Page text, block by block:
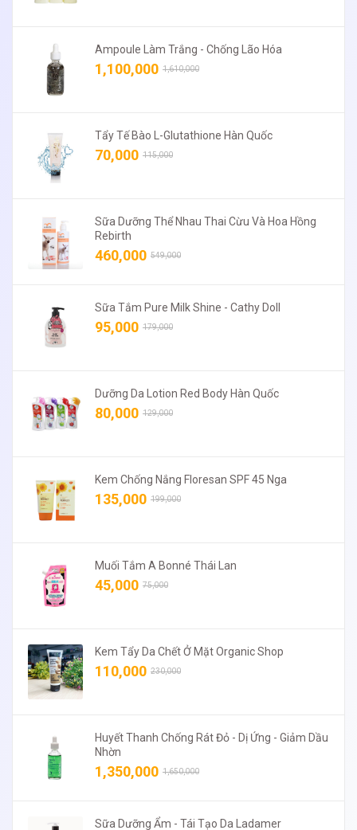
Ampoule Làm Trắng - Chống Lão Hóa
1,100,000 1,610,000
Tẩy Tế Bào L-Glutathione Hàn Quốc
70,000 115,000
Sữa Dưỡng Thể Nhau Thai Cừu Và Hoa Hồng
Rebirth
460,000 549,000
Sữa Tắm Pure Milk Shine - Cathy Doll
95,000 179,000
Dưỡng Da Lotion Red Body Hàn Quốc
80,000 129,000
Kem Chống Nắng Floresan SPF 45 Nga
135,000 199,000
Muối Tắm A Bonné Thái Lan
45,000 75,000
Kem Tẩy Da Chết Ở Mặt Organic Shop
110,000 230,000
Huyết Thanh Chống Rát Đỏ - Dị Ứng - Giảm Dầu
Nhờn
1,350,000 1,650,000
Sữa Dưỡng Ẩm - Tái Tạo Da Ladamer